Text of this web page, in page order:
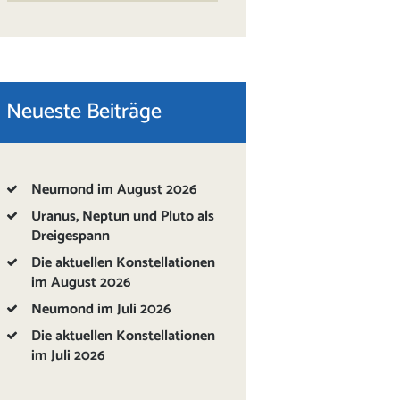
Neueste Beiträge
Neumond im August 2026
Uranus, Neptun und Pluto als
Dreigespann
Die aktuellen Konstellationen
im August 2026
Neumond im Juli 2026
Die aktuellen Konstellationen
im Juli 2026